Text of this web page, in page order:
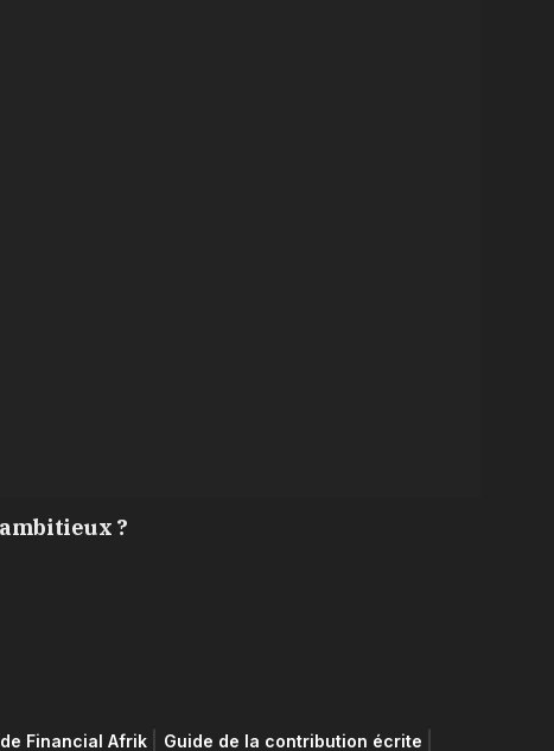
ambitieux ?
Financial Afrik Guide de la contribution écrite